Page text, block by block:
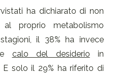
ha dichiarato di non
al proprio metabolismo
il 38% ha invece
calo del desiderio in
solo il 29% ha riferito di